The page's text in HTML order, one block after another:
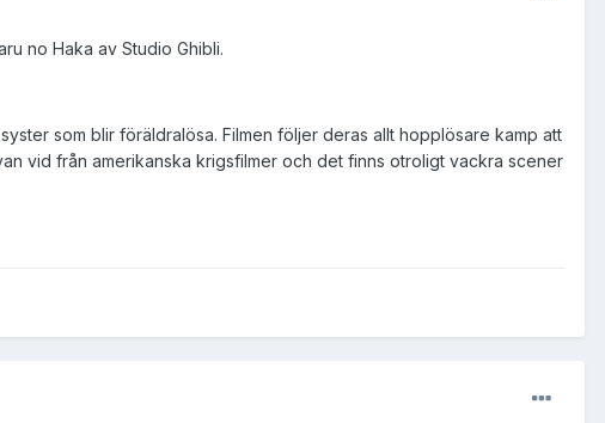
no Haka av Studio Ghibli.
som blir föräldralösa. Filmen följer deras allt hopplösare kamp att
vid från amerikanska krigsfilmer och det finns otroligt vackra scener